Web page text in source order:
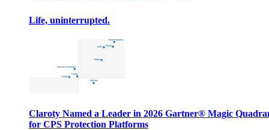
Life, uninterrupted.
Claroty Named a Leader in 2026 Gartner® Magic
for CPS Protection Platforms